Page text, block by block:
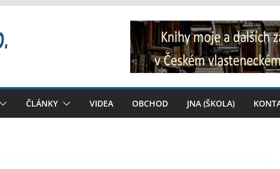
ČLÁNKY VIDEA OBCHOD JNA (ŠKOLA)